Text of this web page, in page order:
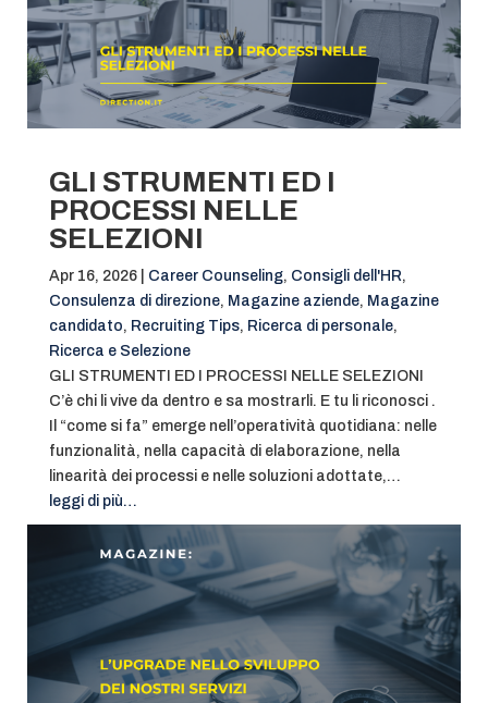
GLI STRUMENTI ED I
PROCESSI NELLE
SELEZIONI
Apr 16, 2026| Career Counseling, Consigli dell'HR,
Consulenza di direzione, Magazine aziende, Magazine
candidato, Recruiting Tips, Ricerca di personale,
Ricerca e Selezione
GLI STRUMENTI ED I PROCESSI NELLE SELEZIONI
C’è chi li vive da dentro e sa mostrarli. E tu li riconosci .
Il “come si fa” emerge nell’operatività quotidiana: nelle
funzionalità, nella capacità di elaborazione, nella
linearità dei processi e nelle soluzioni adottate,…
leggi di più…